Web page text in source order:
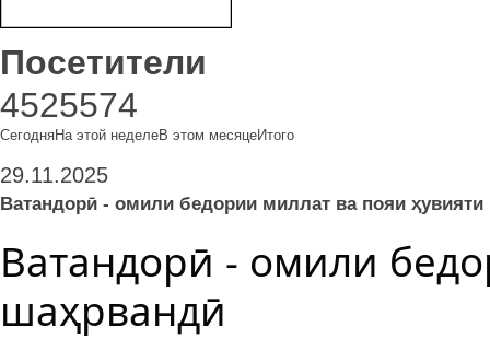
Посетители
4525574
СегодняНа этой неделеВ этом месяцеИтого
29.11.2025
Ватандорӣ - омили бедории миллат ва пояи
Ватандорӣ - омили
шаҳрвандӣ